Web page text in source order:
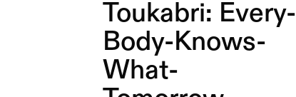
Toukabri: Every-
Body-Knows-
What-